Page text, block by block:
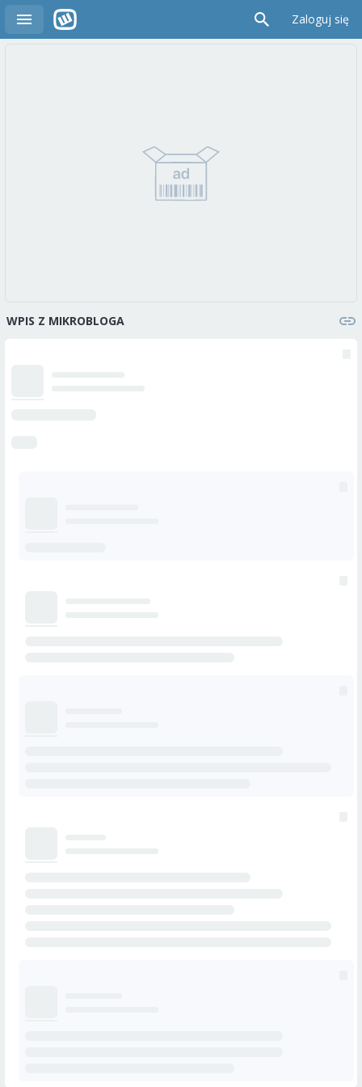
Zaloguj się
WPIS Z MIKROBLOGA